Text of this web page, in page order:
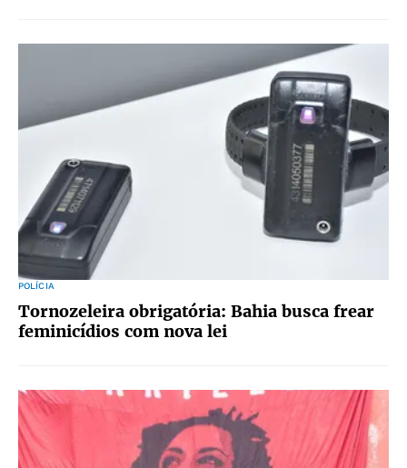
POLÍCIA
Tornozeleira obrigatória: Bahia busca frear
feminicídios com nova lei